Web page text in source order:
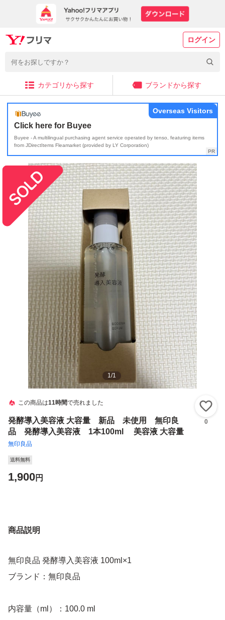
ログイン
カテゴリから探す ブランドから探す
Click here for Buyee
Buyee - A multilingual purchasing agent service operated by tenso, featuring items
from JDirectItems Fleamarket (provided by LY Corporation)
Overseas Visitors
1/1
この商品は11時間で売れました
発酵導入美容液 大容量 新品 未使用 無印良
品 発酵導入美容液 1本100ml 美容液 大容量
無印良品
0
送料無料
1,900円
商品説明
無印良品 発酵導入美容液 100ml×1
ブランド：無印良品
内容量（ml）：100.0 ml